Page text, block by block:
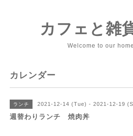
カフェと雑
Welcome to our
カレンダー
ランチ 2021-12-14 (Tue) - 2021-12-19
週替わりランチ 焼肉丼